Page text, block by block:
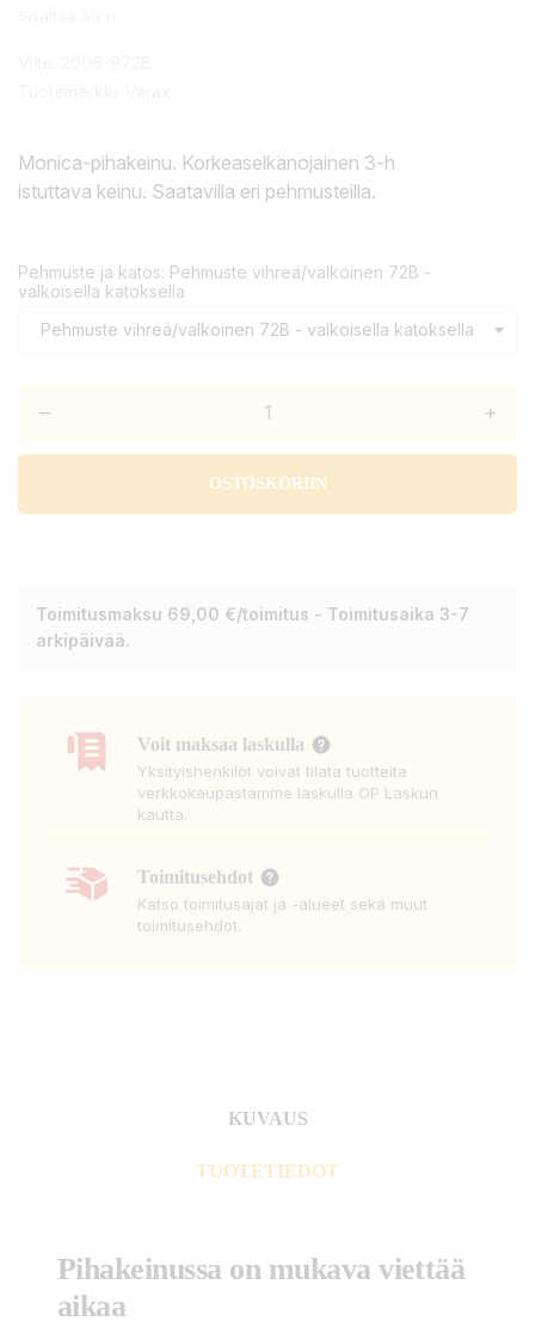
Monica-pihakeinu. Korkeaselkänojainen 3-h
istuttava keinu. Saatavilla eri pehmusteilla.
Pehmuste ja katos: Pehmuste vihreä/valkoinen 72B -
valkoisella katoksella
– +
OSTOSKORIIN
Toimitusmaksu 69,00 €/toimitus - Toimitusaika 3-7
arkipäivää.
Voit maksaa laskulla
Yksityishenkilöt voivat tilata tuotteita
verkkokaupastamme laskulla OP Laskun
kautta.
Toimitusehdot
Katso toimitusajat ja -alueet sekä muut
toimitusehdot.
KUVAUS
TUOTETIEDOT
Pihakeinussa on mukava viettää
aikaa